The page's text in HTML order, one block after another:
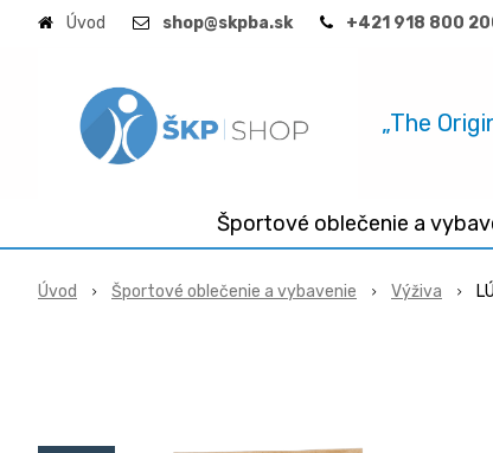
„The
Úvod shop@skpba.sk +421 918 800
Športové oblečenie a
Úvod Športové oblečenie a vybavenie Výživa